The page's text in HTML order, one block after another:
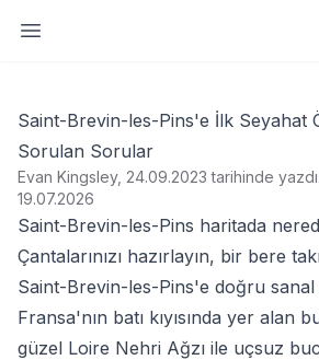
Yan paneli aç
Saint-Brevin-les-Pins'e İlk Seyahat
Sorulan Sorular
Evan Kingsley, 24.09.2023 tarihinde yazdı
19.07.2026
Saint-Brevin-les-Pins haritada
Çantalarınızı hazırlayın, bir bere
Saint-Brevin-les-Pins'e doğru sanal
Fransa'nın batı kıyısında yer alan
güzel Loire Nehri Ağzı ile uçsuz